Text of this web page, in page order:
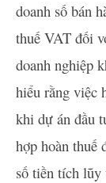
doanh số bán
thuế VAT đối
doanh nghiệp
hiểu rằng việc
khi dự án đầu
hợp hoàn thuế
số tiền tích lũy